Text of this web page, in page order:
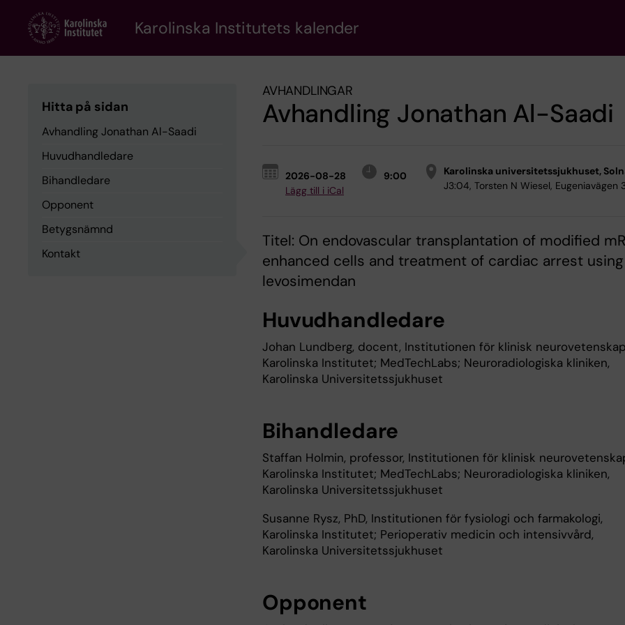
content
Karolinska Institutets kalender
Hitta på sidan
Avhandling Jonathan Al-Saadi
Huvudhandledare
Bihandledare
Opponent
Betygsnämnd
Kontakt
AVHANDLINGAR
Avhandling Jonathan Al-Saadi
2026-08-28
9:00
Lägg till i iCal
Karolinska universitetssjukhuset,
J3:04, Torsten N Wiesel, Eugeniavägen
Titel: On endovascular transplantation of modified
enhanced cells and treatment of cardiac arrest using
levosimendan
Huvudhandledare
Johan Lundberg, docent, Institutionen för klinisk
Karolinska Institutet; MedTechLabs; Neuroradiologiska kliniken,
Karolinska Universitetssjukhuset
Bihandledare
Staffan Holmin, professor, Institutionen för klinisk
Karolinska Institutet; MedTechLabs; Neuroradiologiska kliniken,
Karolinska Universitetssjukhuset
Susanne Rysz, PhD, Institutionen för fysiologi och farmakologi,
Karolinska Institutet; Perioperativ medicin och intensivvård,
Karolinska Universitetssjukhuset
Opponent